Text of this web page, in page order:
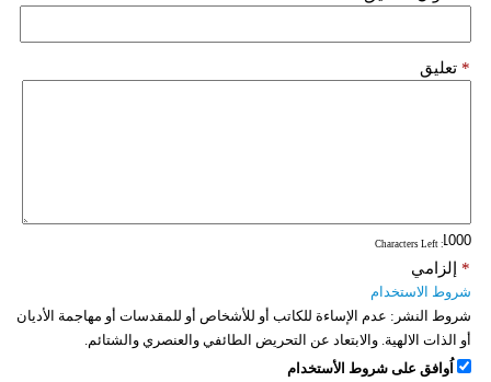
وتكنولوجيا
تعليق *
: Characters Left
إلزامي *
شروط الاستخدام
شروط النشر: عدم الإساءة للكاتب أو للأشخاص أو للمقدسات أو مهاجمة الأديان
أو الذات الالهية. والابتعاد عن التحريض الطائفي والعنصري والشتائم.
اُوافق على شروط الأستخدام